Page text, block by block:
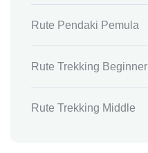
Rute Pendaki Pemula
Rute Trekking Beginner
Rute Trekking Middle